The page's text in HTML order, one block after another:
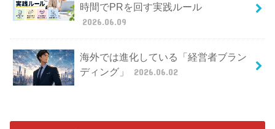
時間でPRを回す実践ルール
2026.06.09
海外では進化している「経営者ブラン
ディング」
2026.06.02